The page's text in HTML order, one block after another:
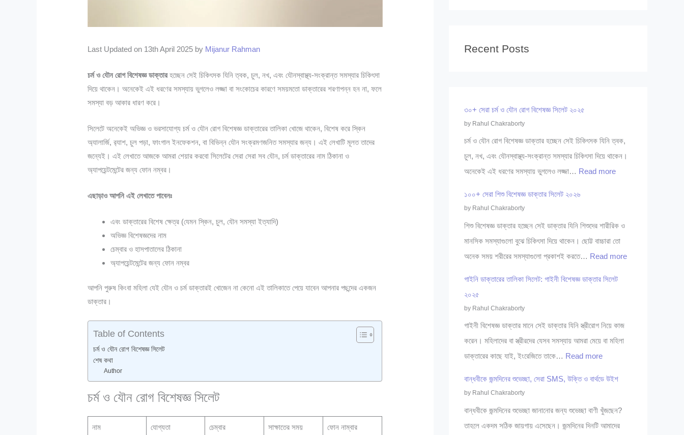
Last Updated on 13th April 2025 by Mijanur Rahman
চর্ম ও যৌন রোগ বিশেষজ্ঞ ডাক্তারহচ্ছেন সেই চিকিৎসক যিনি ত্বক, চুল, নখ, এবং যৌনস্বাস্থ্য-সংক্রান্ত সমস্যার চিকিৎসা
দিয়ে থাকেন। অনেকেই এই ধরণের সমস্যায় ভুগলেও লজ্জা বা সংকোচের কারণে সময়মতো ডাক্তারের শরণাপন্ন হন না, ফলে
সমস্যা বড় আকার ধারণ করে।
সিলেটে অনেকেই অভিজ্ঞ ও ভরসাযোগ্য চর্ম ও যৌন রোগ বিশেষজ্ঞ ডাক্তারের তালিকা খোজে থাকেন, বিশেষ করে স্কিন
অ্যালার্জি, র‍্যাশ, চুল পড়া, ফাংগাল ইনফেকশন, বা বিভিন্ন যৌন সংক্রমণজনিত সমস্যার জন্য। এই লেখাটি মূলত তাদের
জন্যেই। এই লেখাতে আজকে আমরা শেয়ার করবো সিলেটের সেরা সেরা সব যৌন, চর্ম ডাক্তারের নাম ঠিকানা ও
অ্যাপয়েন্টমেন্টের জন্য ফোন নম্বর।
এছাড়াও আপনি এই লেখাতে পাবেনঃ
এবং ডাক্তারের বিশেষ ক্ষেত্র (যেমন স্কিন, চুল, যৌন সমস্যা ইত্যাদি)
অভিজ্ঞ বিশেষজ্ঞদের নাম
চেম্বার ও হাসপাতালের ঠিকানা
অ্যাপয়েন্টমেন্টের জন্য ফোন নম্বর
আপনি পুরুষ কিংবা মহিলা যেই যৌন ও চর্ম ডাক্তারই খোজেন না কেনো এই তালিকাতে পেয়ে যাবেন আপনার পছন্দের একজন
ডাক্তার।
Table of Contents
চর্ম ও যৌন রোগ বিশেষজ্ঞ সিলেট
শেষ কথা
Author
চর্ম ও যৌন রোগ বিশেষজ্ঞ সিলেট
নাম যোগ্যতা চেম্বার সাক্ষাতের সময় ফোন নাম্বার
Recent Posts
৩০+ সেরা চর্ম ও যৌন রোগ বিশেষজ্ঞ সিলেট ২০২৫
by Rahul Chakraborty
চর্ম ও যৌন রোগ বিশেষজ্ঞ ডাক্তার হচ্ছেন সেই চিকিৎসক যিনি ত্বক,
চুল, নখ, এবং যৌনস্বাস্থ্য-সংক্রান্ত সমস্যার চিকিৎসা দিয়ে থাকেন।
অনেকেই এই ধরণের সমস্যায় ভুগলেও লজ্জা… Read more:
র্ম
ন
রো
শে
জ্ঞ
সি
১০০+ সেরা শিশু বিশেষজ্ঞ ডাক্তার সিলেট ২০২৬
by Rahul Chakraborty
শিশু বিশেষজ্ঞ ডাক্তার হচ্ছেন সেই ডাক্তার যিনি শিশুদের শারীরিক ও
মানসিক সমস্যাগুলো বুঝে চিকিৎসা দিয়ে থাকেন। ছোট্ট বাচ্চারা তো
অনেক সময় শরীরের সমস্যাগুলো প্রকাশই করতে… Read more:
গাইনি ডাক্তারের তালিকা সিলেট: গাইনী বিশেষজ্ঞ ডাক্তার সিলেট
২০২৫
by Rahul Chakraborty
গাইনী বিশেষজ্ঞ ডাক্তার মানে সেই ডাক্তার যিনি স্ত্রীরোগ নিয়ে কাজ
করেন। মহিলাদের বা স্ত্রীরদের যেসব সমস্যায় আমরা মেয়ে বা মহিলা
ডাক্তারের কাছে যাই, ইংরেজিতে তাকে… Read more:
ডা
বান্ধবীকে জন্মদিনের শুভেচ্ছা, সেরা SMS, উক্তি ও বার্থডে উইশ
by Rahul Chakraborty
বান্ধবীকে জন্মদিনের শুভেচ্ছা জানানোর জন্য শুভেচ্ছা বাণী খুঁজছেন?
তাহলে একদম সঠিক জায়গায় এসেছেন। জন্মদিনের দিনটি আমাদের